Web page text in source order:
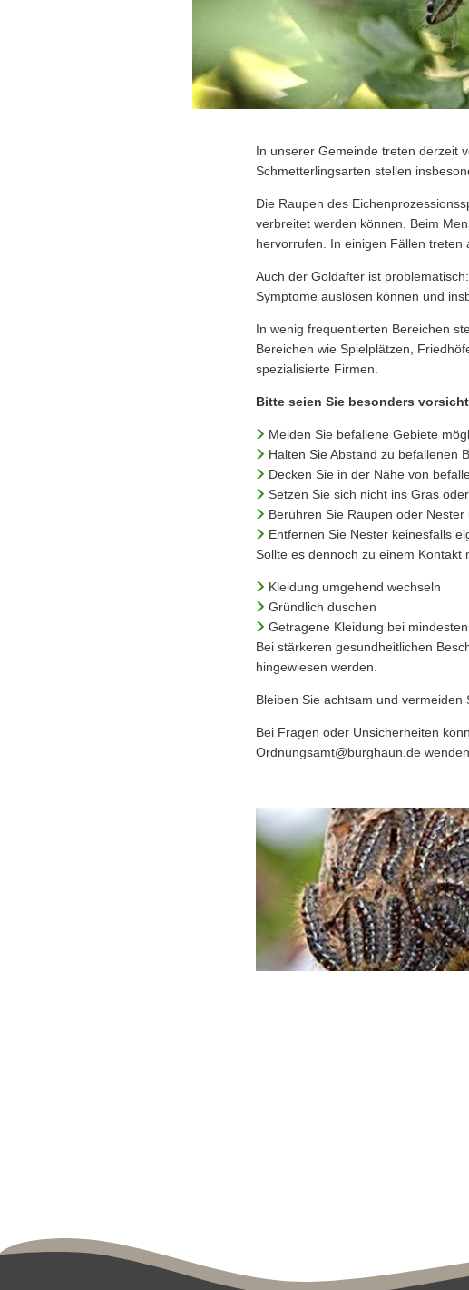
In unserer Gemeinde treten derzeit
Schmetterlingsarten stellen
Die Raupen des
verbreitet werden können. Beim
hervorrufen. In einigen Fällen treten
Auch der Goldafter ist
Symptome auslösen können und
In wenig frequentierten Bereichen
Bereichen wie Spielplätzen,
spezialisierte Firmen.
Bitte seien Sie besonders
Meiden Sie befallene Gebiete
Halten Sie Abstand zu befallenen
Decken Sie in der Nähe von
Setzen Sie sich nicht ins Gras
Berühren Sie Raupen oder
Entfernen Sie Nester keinesfalls
Sollte es dennoch zu einem Kontakt
Kleidung umgehend wechseln
Gründlich duschen
Getragene Kleidung bei
Bei stärkeren gesundheitlichen
hingewiesen werden.
Bleiben Sie achtsam und vermeiden
Bei Fragen oder Unsicherheiten
Ordnungsamt@burghaun.de wenden.